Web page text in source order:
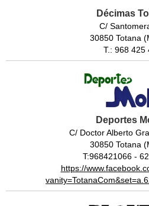
Décimas
C/
30850 Totana
T.: 968 425
Deportes
C/ Doctor Alberto
30850 Totana
T:968421066 -
https://